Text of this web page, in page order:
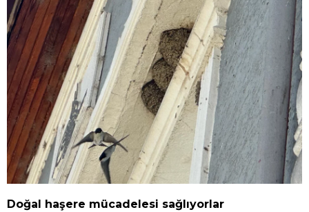
Doğal haşere mücadelesi sağlıyorlar